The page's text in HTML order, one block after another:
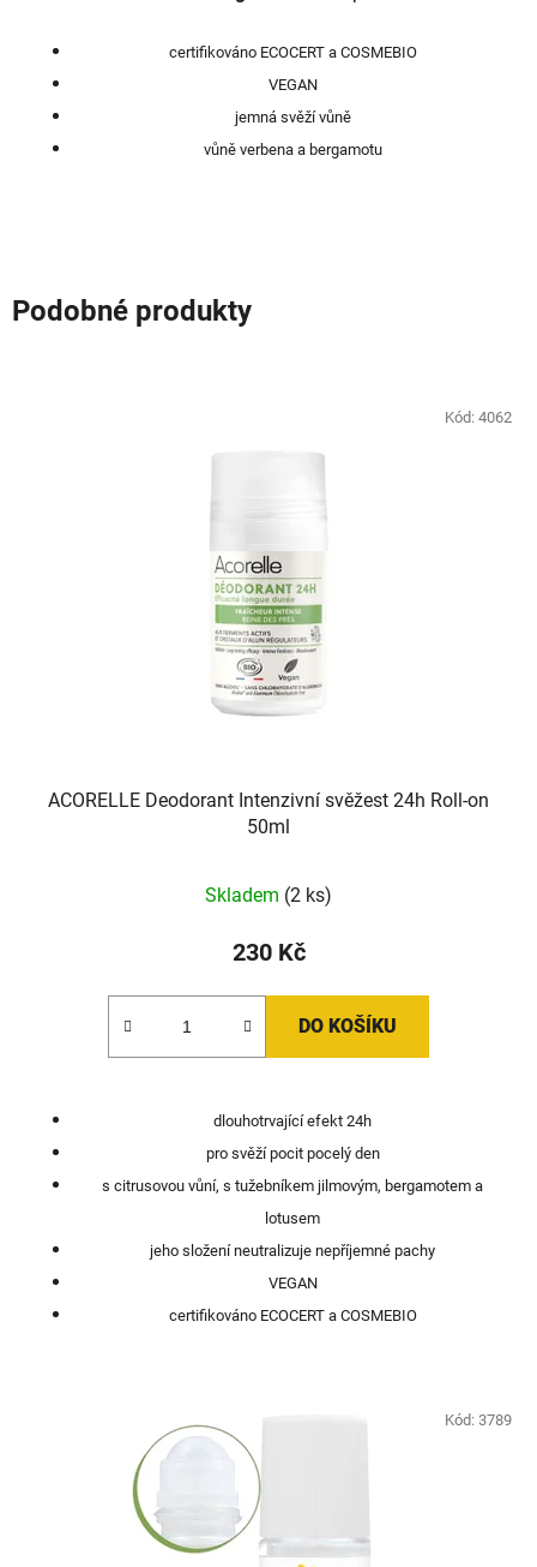
certifikováno ECOCERT a COSMEBIO
VEGAN
jemná svěží vůně
vůně verbena a bergamotu
Podobné produkty
ACORELLE Deodorant Intenzivní svěžest 24h Roll-on
50ml
Skladem (2 ks)
230 Kč
DO KOŠÍKU
dlouhotrvající efekt 24h
pro svěží pocit pocelý den
s citrusovou vůní, s tužebníkem jilmovým, bergamotem a
lotusem
jeho složení neutralizuje nepříjemné pachy
VEGAN
certifikováno ECOCERT a COSMEBIO
Kód: 4062
Kód: 3789